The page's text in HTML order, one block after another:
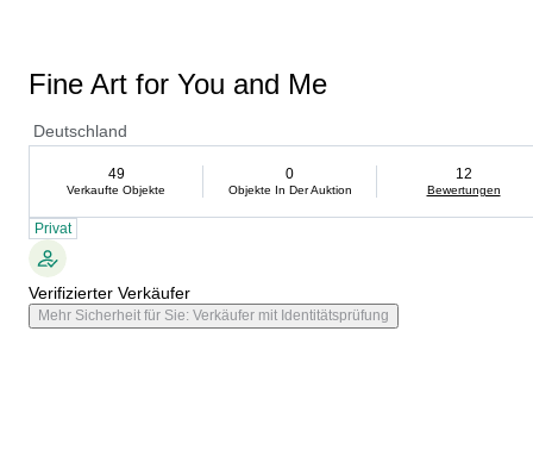
Fine Art for You and Me
Deutschland
49
Verkaufte Objekte
0
Objekte In Der Auktion
12
Bewertungen
Privat
Verifizierter Verkäufer
Mehr Sicherheit für Sie: Verkäufer mit Identitätsprüfung